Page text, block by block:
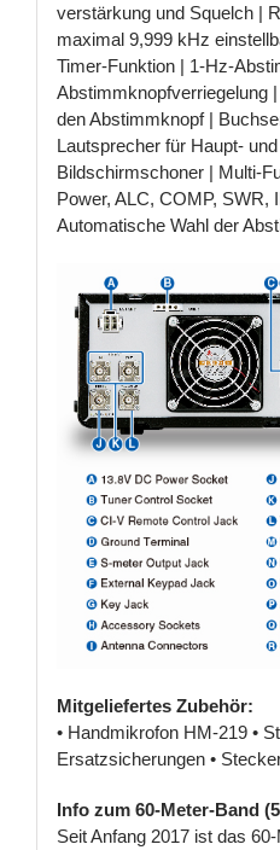
verstärkung und Squelch |
maximal 9,999 kHz
Timer-Funktion | 1-Hz-
Abstimmknopfverriegelung
den Abstimmknopf |
Lautsprecher für Haupt-
Bildschirmschoner | Multi-
Power, ALC, COMP, SWR,
Automatische Wahl der
Mitgeliefertes Zubehör:
• Handmikrofon HM-219 •
Ersatzsicherungen •
Info zum 60-Meter-Band
Seit Anfang 2017 ist das